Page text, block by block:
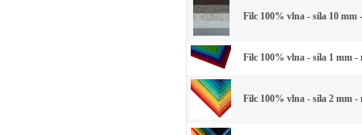
Filc 100% vlna - síla 10 mm
Filc 100% vlna - síla 1 mm -
Filc 100% vlna - síla 2 mm -